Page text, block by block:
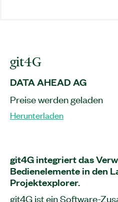
git4G
DATA AHEAD AG
Preise werden geladen
Herunterladen
git4G integriert das
Bedienelemente in den
Projektexplorer.
git4G ist ein Software-